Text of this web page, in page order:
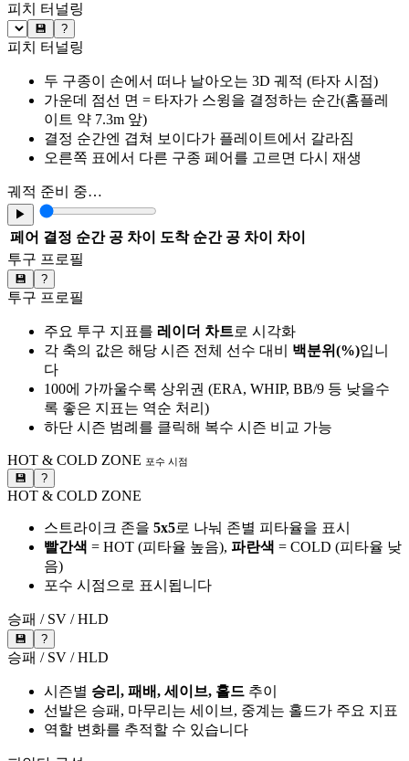
피치 터널링
💾 ?
피치 터널링
두 구종이 손에서 떠나 날아오는 3D 궤적 (타자 시점)
가운데 점선 면 = 타자가 스윙을 결정하는 순간(홈플레
이트 약 7.3m 앞)
결정 순간엔 겹쳐 보이다가 플레이트에서 갈라짐
오른쪽 표에서 다른 구종 페어를 고르면 다시 재생
궤적 준비 중…
▶
페어 결정 순간 공 차이 도착 순간 공 차이
차이
투구 프로필
💾 ?
투구 프로필
주요 투구 지표를 레이더 차트로 시각화
각 축의 값은 해당 시즌 전체 선수 대비 백분위(%)입니
다
100에 가까울수록 상위권 (ERA, WHIP, BB/9 등 낮을수
록 좋은 지표는 역순 처리)
하단 시즌 범례를 클릭해 복수 시즌 비교 가능
HOT & COLD ZONE 포수 시점
💾 ?
HOT & COLD ZONE
스트라이크 존을 5x5로 나눠 존별 피타율을 표시
빨간색 = HOT (피타율 높음), 파란색 = COLD (피타율 낮
음)
포수 시점으로 표시됩니다
승패 / SV / HLD
💾 ?
승패 / SV / HLD
시즌별 승리, 패배, 세이브, 홀드 추이
선발은 승패, 마무리는 세이브, 중계는 홀드가 주요 지표
역할 변화를 추적할 수 있습니다